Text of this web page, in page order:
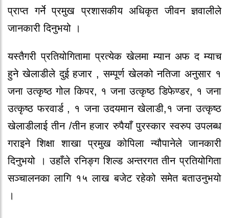
प्राप्त गर्ने प्रमुख प्रशासकीय अधिकृत जीवन ज्ञवालीले
जानकारी दिनुभयो ।
यस्तैगरी प्रतियोगितामा प्रत्येक खेलमा म्यान अफ द म्याच
हुने खेलाडीले दुई हजार , सम्पूर्ण खेलको नतिजा अनुसार १
जना उत्कृष्ठ गोल किपर, १ जना उत्कृष्ठ डिफेण्डर, १ जना
उत्कृष्ठ फरवार्ड , १ जना उदयमान खेलाडी,१ जना उत्कृष्ठ
खेलाडीलाई तीन /तीन हजार रुपैयाँ पुरस्कार स्वरुप उपलब्ध
गराइने शिक्षा शाखा प्रमुख कोपिला न्यौपानेले जानकारी
दिनुभयो । उहाँले रनिङ्ग शिल्ड अन्तरगत तीन प्रतियोगिता
सञ्चालनका लागि १५ लाख बजेट रहेको समेत बताउनुभयो
।